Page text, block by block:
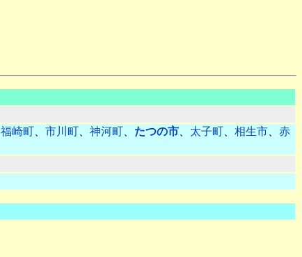
福崎町、 市川町、 神河町、 たつの市、 太子町、 相生市、 赤